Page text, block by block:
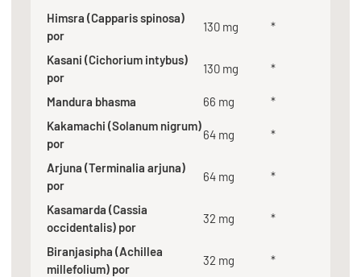
Himsra (Capparis spinosa)
por
130 mg *
Kasani (Cichorium intybus)
por
130 mg *
Mandura bhasma 66 mg
*
Kakamachi (Solanum nigrum)
por
64 mg *
Arjuna (Terminalia arjuna)
por
64 mg *
Kasamarda (Cassia
occidentalis) por
32 mg *
Biranjasipha (Achillea
millefolium) por
32 mg *